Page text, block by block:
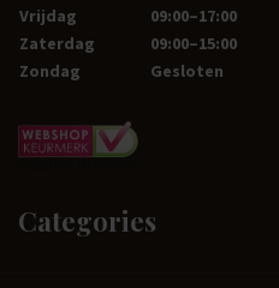
Vrijdag
09:00–17:00
Zaterdag
09:00–15:00
Zondag
Gesloten
Categories